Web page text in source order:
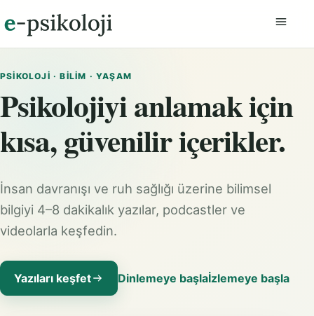
PSIKOLOJI · BILIM · YAŞAM
Psikolojiyi anlamak için
kısa, güvenilir içerikler.
İnsan davranışı ve ruh sağlığı üzerine bilimsel
bilgiyi 4–8 dakikalık yazılar, podcastler ve
videolarla keşfedin.
Yazıları keşfet Dinlemeye başlaİzlemeye başla